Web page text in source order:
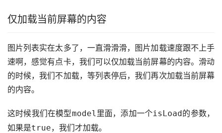
仅加载当前屏幕的内容
图片列表实在太多了，一直滑滑滑，图片加载速度跟不上手
速啊，感觉有点卡，我们可以仅加载当前屏幕的内容。滑动
的时候，我们不加载，等列表停后，我们再次加载当前屏幕
的内容。
这时候我们在模型model 里面，添加一个isLoad的参数，
如果是true，我们才加载。